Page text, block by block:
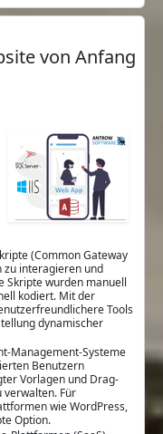
von Anfang
(Common Gateway
zu interagieren und
Skripte wurden manuell
kodiert. Mit der
Tools
dynamischer
Management-Systeme
Benutzern
Vorlagen und Drag-
verwalten. Für
wie WordPress,
Option.